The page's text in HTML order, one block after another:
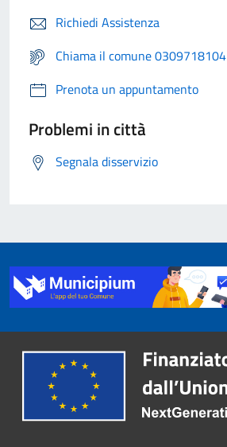
Richiedi Assistenza
Chiama il comune 0309718104
Prenota un appuntamento
Problemi in città
Segnala disservizio